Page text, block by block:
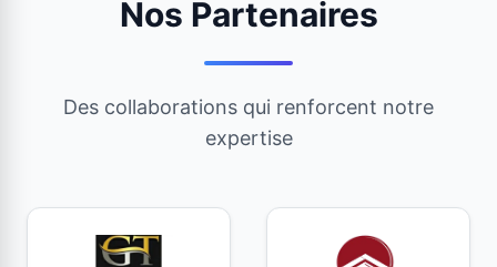
Nos Partenaires
Des collaborations qui renforcent notre
expertise